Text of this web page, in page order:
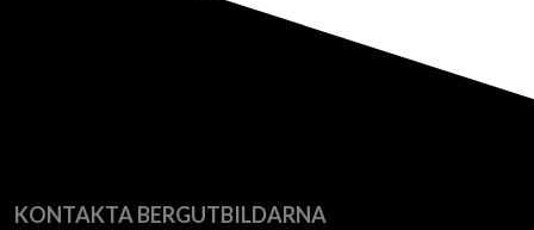
KONTAKTA BERGUTBILDARNA